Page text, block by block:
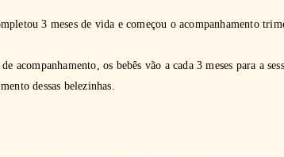
3 meses de vida e começou o acompanhamento
acompanhamento, os bebês vão a cada 3 meses para a
dessas belezinhas.